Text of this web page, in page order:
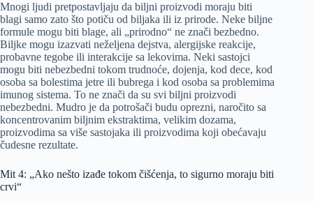
Mnogi ljudi pretpostavljaju da biljni proizvodi moraju biti
blagi samo zato što potiču od biljaka ili iz prirode. Neke biljne
formule mogu biti blage, ali „prirodno“ ne znači bezbedno.
Biljke mogu izazvati neželjena dejstva, alergijske reakcije,
probavne tegobe ili interakcije sa lekovima. Neki sastojci
mogu biti nebezbedni tokom trudnoće, dojenja, kod dece, kod
osoba sa bolestima jetre ili bubrega i kod osoba sa problemima
imunog sistema. To ne znači da su svi biljni proizvodi
nebezbedni. Mudro je da potrošači budu oprezni, naročito sa
koncentrovanim biljnim ekstraktima, velikim dozama,
proizvodima sa više sastojaka ili proizvodima koji obećavaju
čudesne rezultate.
Mit 4: „Ako nešto izađe tokom čišćenja, to sigurno moraju biti
crvi“